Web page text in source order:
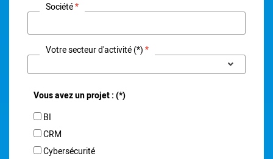
Société
Votre secteur d'activité (*)
Vous avez un projet : (*)
BI
CRM
Cybersécurité